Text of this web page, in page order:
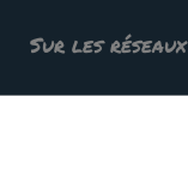
Sur les réseaux